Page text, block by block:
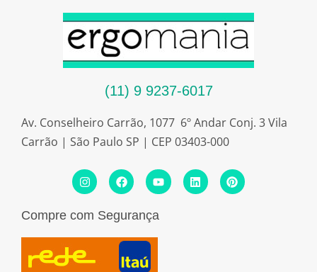
(11) 9 9237-6017
Av. Conselheiro Carrão, 1077 6º Andar Conj. 3 Vila
Carrão | São Paulo SP | CEP 03403-000
I
n
s
a
a
m
F
a
c
b
o
Y
o
u
u
L
i
n
P
i
n
Compre com Segurança